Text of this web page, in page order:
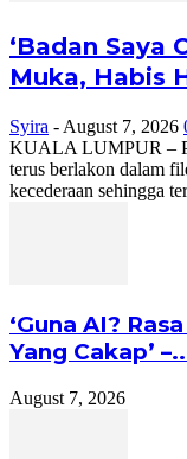
‘Badan Saya
Muka, Habis
Syira - August 7, 2026
KUALA LUMPUR –
terus berlakon dalam
kecederaan sehingga
‘Guna AI?
Yang Cakap’
August 7, 2026